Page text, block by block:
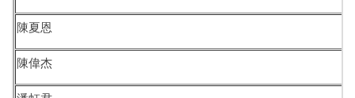
大專暑期實習計畫
行事曆
我要捐贈
陳夏恩
陳偉杰